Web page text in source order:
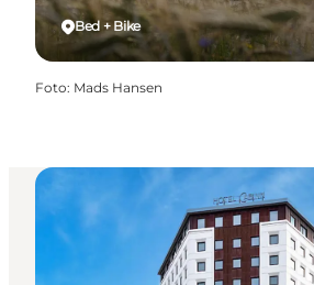
Bed + Bike
Foto: Mads Hansen